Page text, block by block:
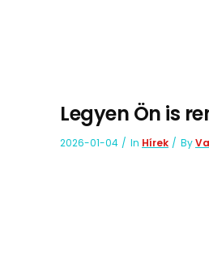
Legyen Ön is
2026-01-04 In Hírek By